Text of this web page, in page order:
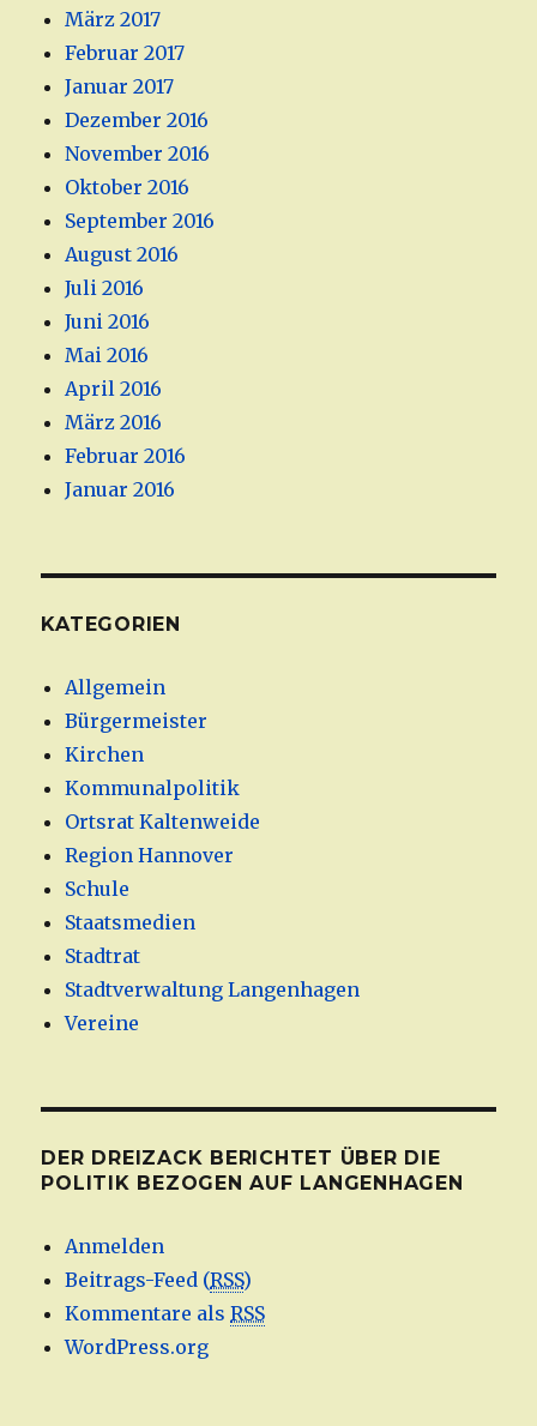
März 2017
Februar 2017
Januar 2017
Dezember 2016
November 2016
Oktober 2016
September 2016
August 2016
Juli 2016
Juni 2016
Mai 2016
April 2016
März 2016
Februar 2016
Januar 2016
KATEGORIEN
Allgemein
Bürgermeister
Kirchen
Kommunalpolitik
Ortsrat Kaltenweide
Region Hannover
Schule
Staatsmedien
Stadtrat
Stadtverwaltung Langenhagen
Vereine
DER DREIZACK BERICHTET ÜBER DIE
POLITIK BEZOGEN AUF LANGENHAGEN
Anmelden
Beitrags-Feed (RSS)
Kommentare alsRSS
WordPress.org